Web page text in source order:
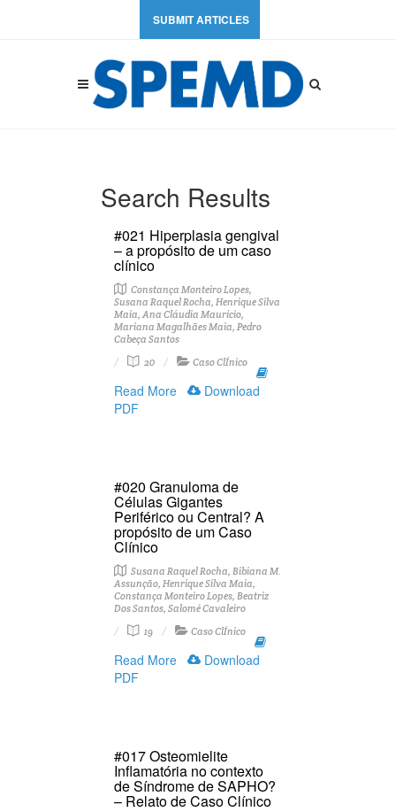
SUBMIT ARTICLES
Search Results
#021 Hiperplasia gengival
– a propósito de um caso
clínico
Constança Monteiro Lopes,
Susana Raquel Rocha, Henrique Silva
Maia, Ana Cláudia Maurício,
Mariana Magalhães Maia, Pedro
Cabeça Santos
20
Caso ClÍnico
Read More
Download
PDF
#020 Granuloma de
Células Gigantes
Periférico ou Central? A
propósito de um Caso
Clínico
Susana Raquel Rocha, Bibiana M.
Assunção, Henrique Silva Maia,
Constança Monteiro Lopes, Beatriz
Dos Santos, Salomé Cavaleiro
19
Caso ClÍnico
Read More
Download
PDF
#017 Osteomielite
Inflamatória no contexto
de Síndrome de SAPHO?
– Relato de Caso Clínico